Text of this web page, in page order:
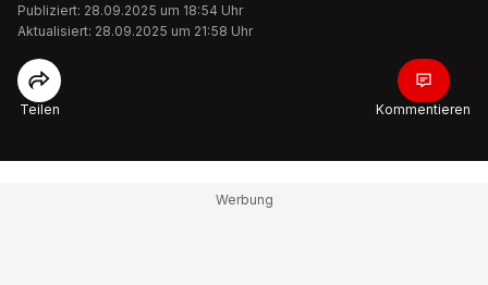
Publiziert: 28.09.2025 um 18:54 Uhr
Aktualisiert: 28.09.2025 um 21:58 Uhr
Teilen Kommentieren